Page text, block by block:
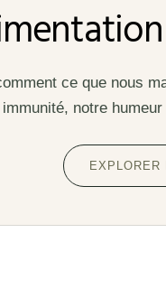
ce que nous
immunité, notre
EXPLORER